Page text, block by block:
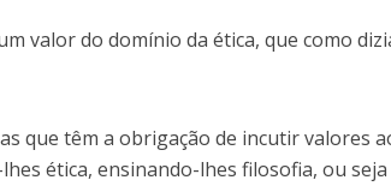
valor do domínio da ética, que como
que têm a obrigação de incutir valores
ética, ensinando-lhes filosofia, ou seja